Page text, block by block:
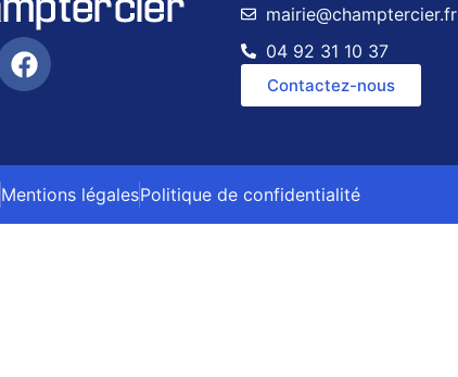
mairie@champtercier.fr
04 92 31 10 37
Contactez-nous
Mentions légalesPolitique de confidentialité